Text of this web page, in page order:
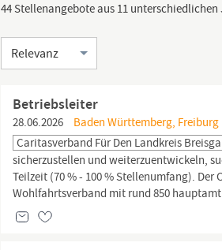
44 Stellenangebote aus 11
Sortierung
Betriebsleiter
28.06.2026
Baden Württemberg,
Caritasverband Für Den Landkreis
sicherzustellen und weiterzuentwickeln,
Teilzeit (70 % - 100 % Stellenumfang).
Wohlfahrtsverband mit rund 850